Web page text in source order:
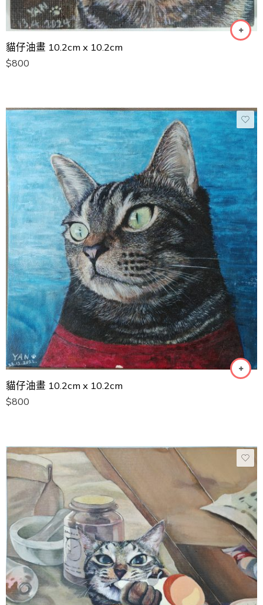
貓仔油畫 10.2cm x 10.2cm
$800
貓仔油畫 10.2cm x 10.2cm
$800